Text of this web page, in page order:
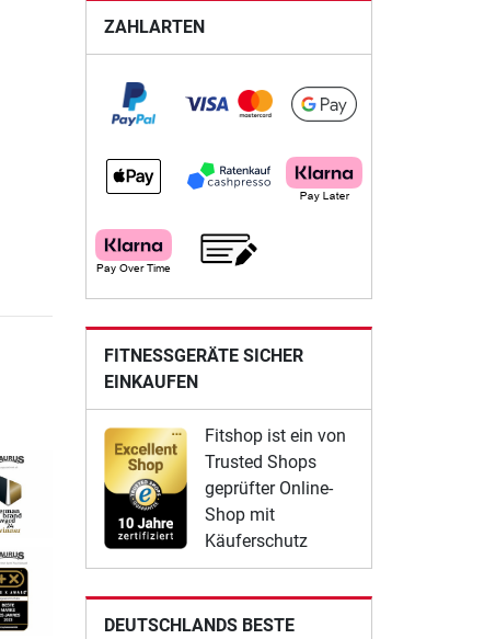
ZAHLARTEN
FITNESSGERÄTE SICHER
EINKAUFEN
Fitshop ist ein von
Trusted Shops
geprüfter Online-
Shop mit
Käuferschutz
DEUTSCHLANDS BESTE